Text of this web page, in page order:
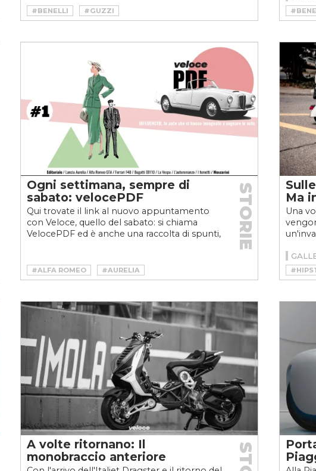
#BENELLI
#GUZZI
#GUZZI FALCONE SPORT
#MALAGUTI
#MALAGUTI FIFTY
#VESPA 50 SPECIAL
#SEI
Ogni settimana, sempre di
sabato: velocePDF
Qui trovate il link al nuovo appuntamento
con Veloce, quello del sabato: si chiama
VelocePDF ed è anche una raccolta di spunti,
STORIE
#ALFA ROMEO
#AURELIA
#AUTOROMANZO
#BUGATTI
#FERRARI
#GIULIA
#GTA
#INFLUENCER
#LANCIA
#MOSCERINI
#SETTIMANALE
#VELOCEPDF
#VESPA
Ma
Una
A volte ritornano: Il
monobraccio anteriore